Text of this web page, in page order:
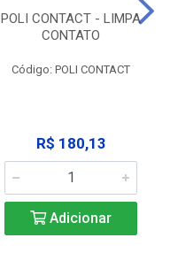
POLI CONTACT - LIMPA
CONTATO
Código: POLI CONTACT
R$ 180,13
Adicionar